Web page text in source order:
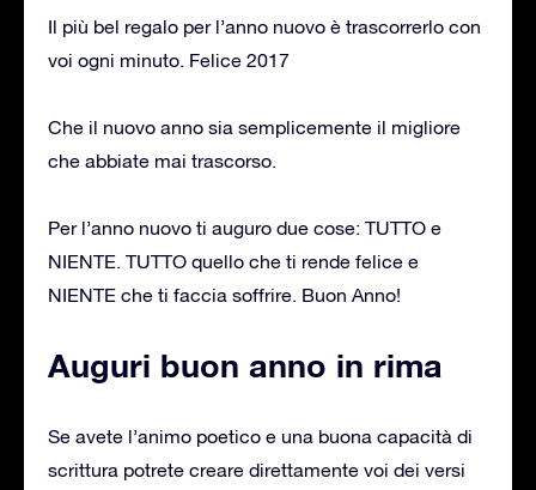
Il più bel regalo per l’anno nuovo è trascorrerlo con
voi ogni minuto. Felice 2017
Che il nuovo anno sia semplicemente il migliore
che abbiate mai trascorso.
Per l’anno nuovo ti auguro due cose: TUTTO e
NIENTE. TUTTO quello che ti rende felice e
NIENTE che ti faccia soffrire. Buon Anno!
Auguri buon anno in rima
Se avete l’animo poetico e una buona capacità di
scrittura potrete creare direttamente voi dei versi